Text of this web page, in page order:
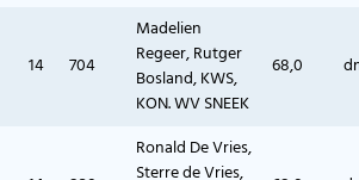
14 704
Madelien
Regeer, Rutger
Bosland, KWS,
KON. WV SNEEK
68,0
Ronald De Vries,
Sterre de Vries,